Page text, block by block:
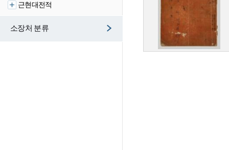
근현대전적
소장처 분류